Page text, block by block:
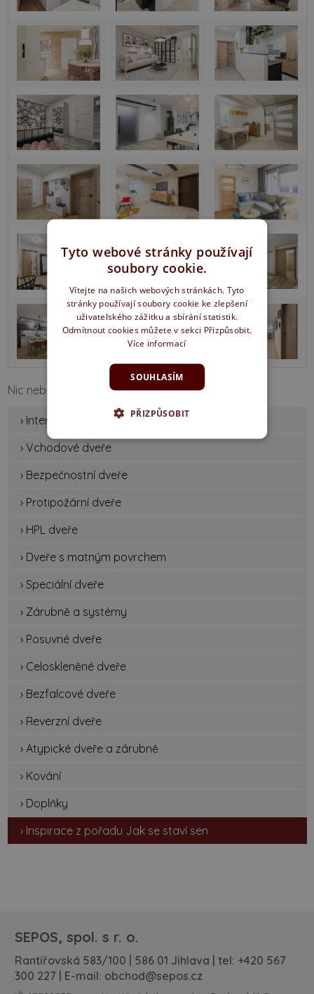
Nic nebylo nalezeno.
› Interiérové dveře
› Vchodové dveře
› Bezpečnostní dveře
› Protipožární dveře
› HPL dveře
› Dveře s matným povrchem
› Speciální dveře
› Zárubně a systémy
› Posuvné dveře
› Celoskleněné dveře
› Bezfalcové dveře
› Reverzní dveře
› Atypické dveře a zárubně
› Kování
› Doplňky
› Inspirace z pořadu Jak se staví sen
SEPOS, spol. s r. o.
Rantířovská 583/100 | 586 01 Jihlava | tel: +420 567
300 227 | E-mail: obchod@sepos.cz
Tyto webové stránky používají
soubory cookie.
Vítejte na našich webových stránkách. Tyto
stránky používají soubory cookie ke zlepšení
uživatelského zážitku a sbírání statistik.
Odmítnout cookies můžete v sekci Přizpůsobit.
Více informací
SOUHLASÍM
PŘIZPŮSOBIT